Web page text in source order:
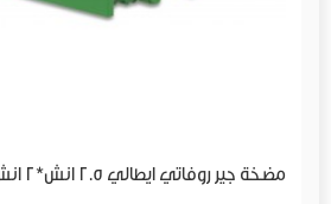
مضخة جير روفاتي ايطالي 2.5 انش*2 انش